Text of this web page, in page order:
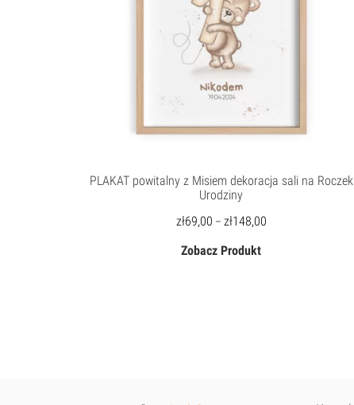
PLAKAT powitalny z Misiem dekoracja sali na Roczek
Urodziny
zł69,00 – zł148,00
Zobacz Produkt